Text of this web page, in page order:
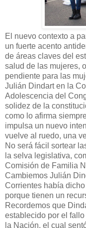
El nuevo contexto a
un fuerte acento
de áreas claves del
salud de las mujeres,
pendiente para las
Julián Dindart en la
Adolescencia del
solidez de la
como lo afirma
impulsa un nuevo
vuelve al ruedo, una
No será fácil sortear
la selva legislativa,
Comisión de Familia
Cambiemos Julián
Corrientes había
porque tienen un
Recordemos que
establecido por el
la Nación, el cual